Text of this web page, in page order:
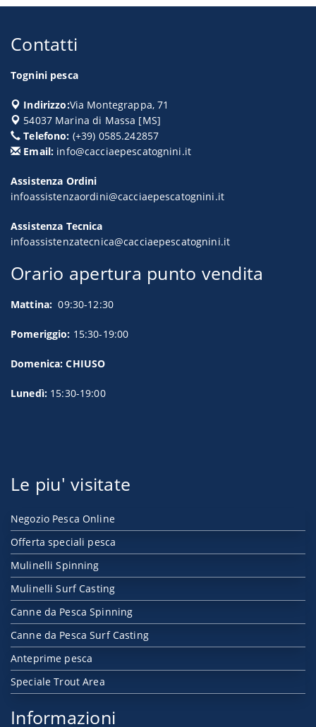
Contatti
Tognini pesca
Indirizzo:Via Montegrappa, 71
54037 Marina di Massa [MS]
Telefono: (+39) 0585.242857
Email: info@cacciaepescatognini.it
Assistenza Ordini
infoassistenzaordini@cacciaepescatognini.it
Assistenza Tecnica
infoassistenzatecnica@cacciaepescatognini.it
Orario apertura punto vendita
Mattina: 09:30-12:30
Pomeriggio: 15:30-19:00
Domenica: CHIUSO
Lunedì: 15:30-19:00
Le piu' visitate
Negozio Pesca Online
Offerta speciali pesca
Mulinelli Spinning
Mulinelli Surf Casting
Canne da Pesca Spinning
Canne da Pesca Surf Casting
Anteprime pesca
Speciale Trout Area
Informazioni